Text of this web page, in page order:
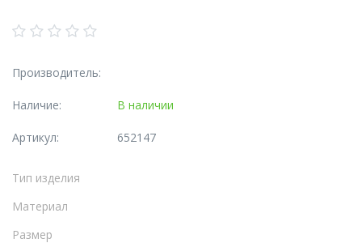
Производитель:
Наличие: В наличии
Артикул: 652147
Тип изделия
Материал
Размер